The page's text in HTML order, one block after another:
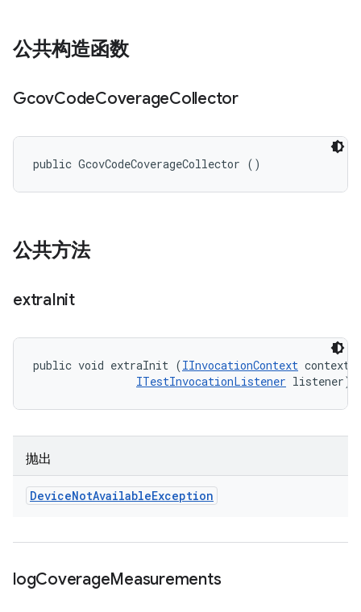
公共构造函数
GcovCodeCoverageCollector
public GcovCodeCoverageCollector ()
公共方法
extraInit
public void extraInit (IInvocationContext
ITestInvocationListener listener)
抛出
DeviceNotAvailableException
logCoverageMeasurements